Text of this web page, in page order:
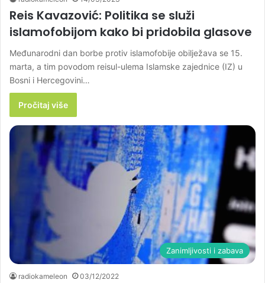
Reis Kavazović: Politika se služi
islamofobijom kako bi pridobila glasove
Međunarodni dan borbe protiv islamofobije obilježava se 15.
marta, a tim povodom reisul-ulema Islamske zajednice (IZ) u
Bosni i Hercegovini…
Pročitaj više
Zanimljivosti i zabava
radiokameleon 03/12/2022